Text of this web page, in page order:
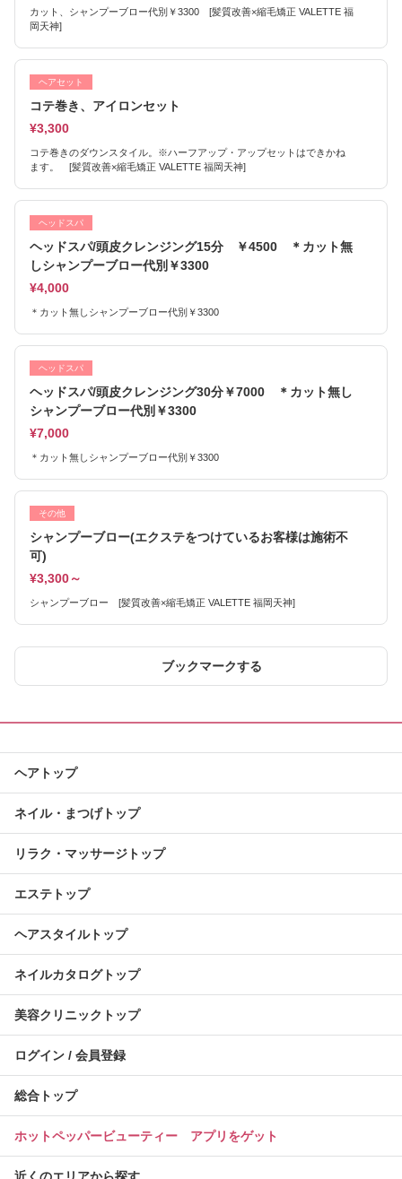
カット、シャンプーブロー代別￥3300 [髪質改善×縮毛矯正 VALETTE 福
岡天神]
ヘアセット
コテ巻き、アイロンセット
¥3,300
コテ巻きのダウンスタイル。※ハーフアップ・アップセットはできかね
ます。 [髪質改善×縮毛矯正 VALETTE 福岡天神]
ヘッドスパ
ヘッドスパ/頭皮クレンジング15分 ￥4500 ＊カット無
しシャンプーブロー代別￥3300
¥4,000
＊カット無しシャンプーブロー代別￥3300
ヘッドスパ
ヘッドスパ/頭皮クレンジング30分￥7000 ＊カット無し
シャンプーブロー代別￥3300
¥7,000
＊カット無しシャンプーブロー代別￥3300
その他
シャンプーブロー(エクステをつけているお客様は施術不
可)
¥3,300～
シャンプーブロー [髪質改善×縮毛矯正 VALETTE 福岡天神]
ブックマークする
ヘアトップ
ネイル・まつげトップ
リラク・マッサージトップ
エステトップ
ヘアスタイルトップ
ネイルカタログトップ
美容クリニックトップ
ログイン / 会員登録
総合トップ
ホットペッパービューティー アプリをゲット